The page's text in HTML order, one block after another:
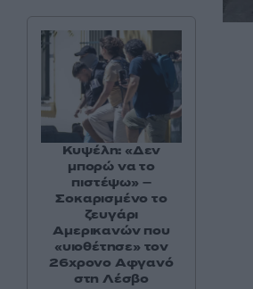
Κυψέλη: «Δεν
μπορώ να το
πιστέψω» –
Σοκαρισμένο το
ζευγάρι
Αμερικανών που
«υιοθέτησε» τον
26χρονο Αφγανό
στη Λέσβο